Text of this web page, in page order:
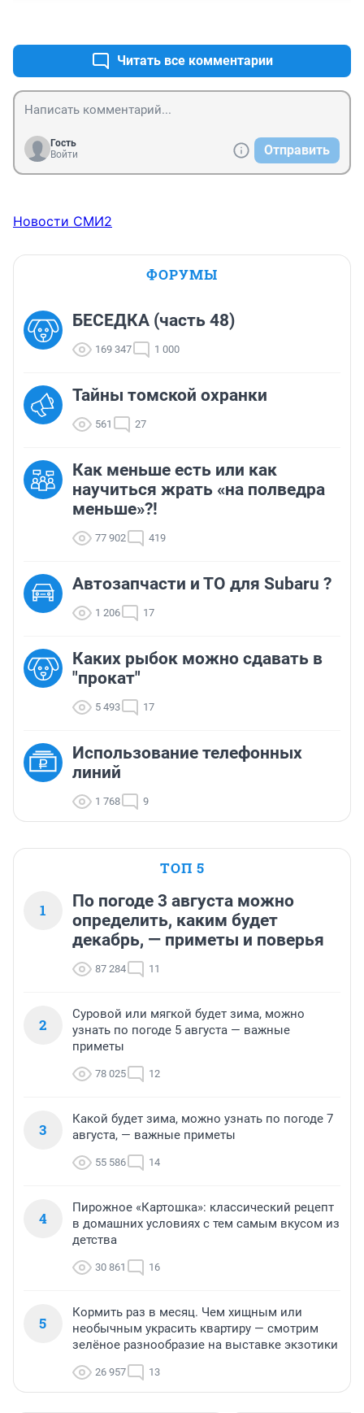
Читать все комментарии
Гость
Войти
Отправить
Новости СМИ2
ФОРУМЫ
БЕСЕДКА (часть 48)
169 347 1 000
Тайны томской охранки
561 27
Как меньше есть или как
научиться жрать «на полведра
меньше»?!
77 902 419
Автозапчасти и ТО для Subaru ?
1 206 17
Каких рыбок можно сдавать в
"прокат"
5 493 17
Использование телефонных
линий
1 768 9
ТОП 5
1
По погоде 3 августа можно
определить, каким будет
декабрь, — приметы и поверья
87 284 11
2
Суровой или мягкой будет зима, можно
узнать по погоде 5 августа — важные
приметы
78 025 12
3
Какой будет зима, можно узнать по погоде 7
августа, — важные приметы
55 586 14
4
Пирожное «Картошка»: классический рецепт
в домашних условиях с тем самым вкусом из
детства
30 861 16
5
Кормить раз в месяц. Чем хищным или
необычным украсить квартиру — смотрим
зелёное разнообразие на выставке экзотики
26 957 13